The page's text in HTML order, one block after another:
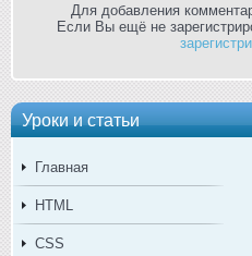
Уроки и статьи
Главная
HTML
CSS
Для добавления
Если Вы ещё не